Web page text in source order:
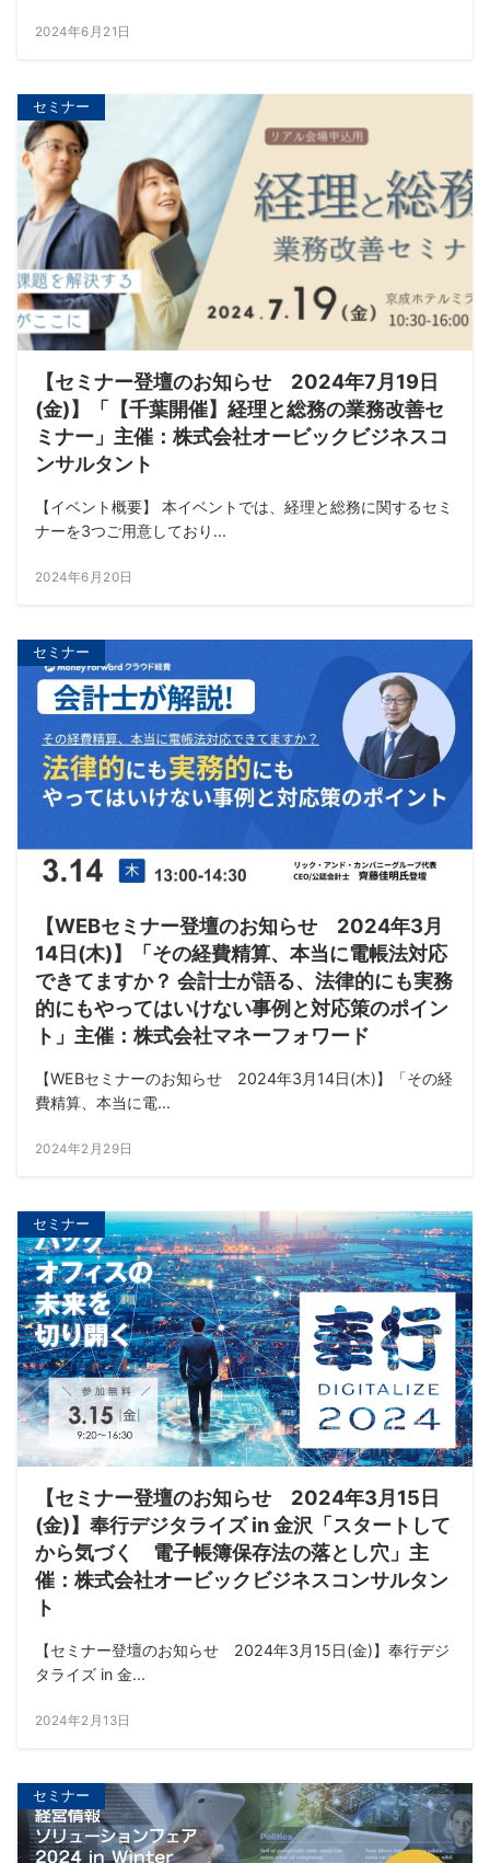
2024年6月21日
セミナー
【セミナー登壇のお知らせ 2024年7月19日
(金)】「【千葉開催】経理と総務の業務改善セ
ミナー」主催：株式会社オービックビジネスコ
ンサルタント
【イベント概要】 本イベントでは、経理と総務に関するセミ
ナーを3つご用意しており...
2024年6月20日
セミナー
【WEBセミナー登壇のお知らせ 2024年3月
14日(木)】「その経費精算、本当に電帳法対応
できてますか？ 会計士が語る、法律的にも実務
的にもやってはいけない事例と対応策のポイン
ト」主催：株式会社マネーフォワード
【WEBセミナーのお知らせ 2024年3月14日(木)】「その経
費精算、本当に電...
2024年2月29日
セミナー
【セミナー登壇のお知らせ 2024年3月15日
(金)】奉行デジタライズ in 金沢「スタートして
から気づく 電子帳簿保存法の落とし穴」主
催：株式会社オービックビジネスコンサルタン
ト
【セミナー登壇のお知らせ 2024年3月15日(金)】奉行デジ
タライズ in 金...
2024年2月13日
セミナー